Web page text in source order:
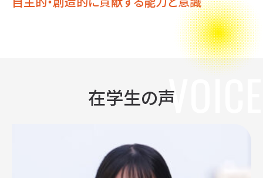
在学生の声VOICE